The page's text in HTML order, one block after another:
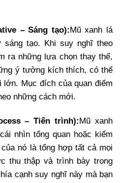
– Sáng tạo):Mũ xanh lá
tạo. Khi suy nghĩ theo
ra những lựa chọn thay thế,
ý tưởng kích thích, có thể
lớn. Mục đích của quan điểm
những cách mới.
– Tiến trình):Mũ xanh
nhìn tổng quan hoặc kiểm
nó là tổng hợp tất cả mọi
thu thập và trình bày trong
cạnh suy nghĩ này mà bạn